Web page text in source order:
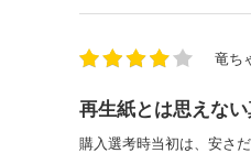
竜ち
再生紙とは思えない
購入選考時当初は、安さ